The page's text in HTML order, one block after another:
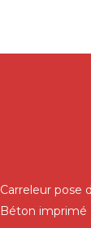
Carreleur pose
Béton imprimé